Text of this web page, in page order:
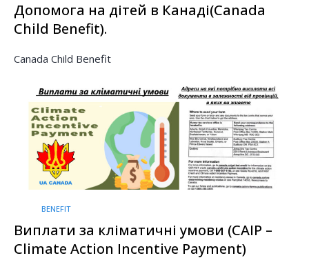
Допомога на дітей в Канаді(Canada
Child Benefit).
Canada Child Benefit
BENEFIT
Виплати за кліматичні умови (CAIP –
Climate Action Incentive Payment)